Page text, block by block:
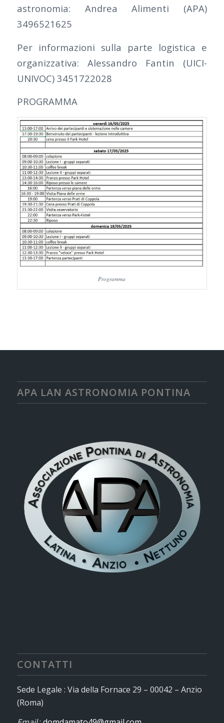
astronomia: Andrea Alimenti (APA)
3496521625
Per informazioni sulla parte logistica e
organizzativa: Alessandro Fantin (UICI-
UNIVOC) 3451722028
PROGRAMMA
Programma
APA LAN ASTRONOMIA PONTINA
CONTATTI
Sede Legale : Via della Fornace 29 – 00042 – Anzio
(Roma)